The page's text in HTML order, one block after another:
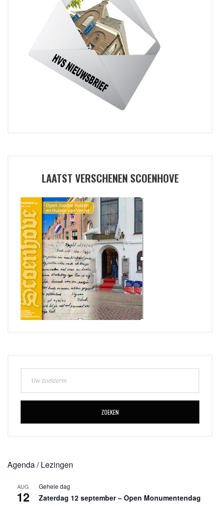
LAATST VERSCHENEN SCOENHOVE
ZOEKEN
Agenda / Lezingen
AUG
12
Gehele dag
Zaterdag 12 september – Open Monumentendag